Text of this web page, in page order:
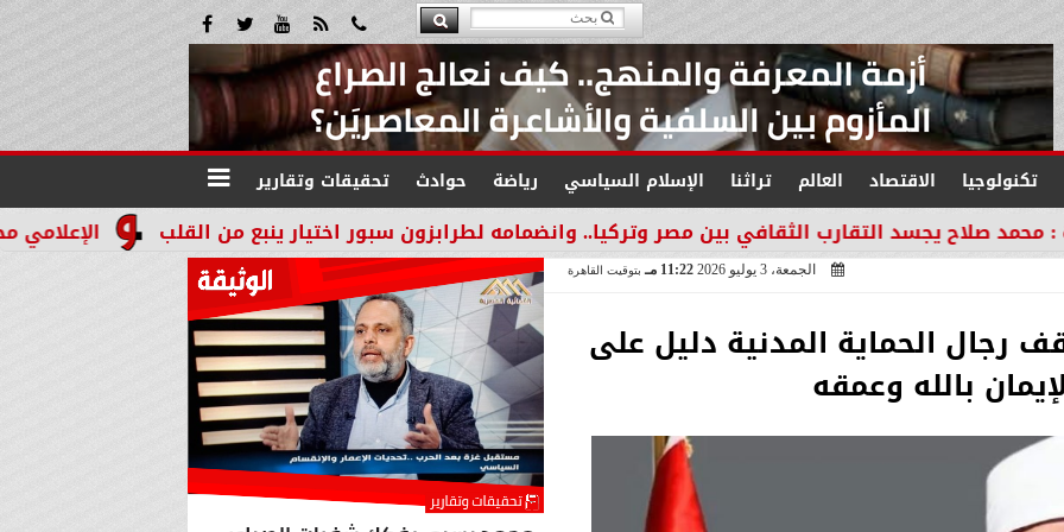
تكنولوجيا الاقتصاد العالم تراثنا الإسلام السياسي رياضة حوادث تحقيقات وتقارير
الإعلامي محمد مصطفى التقارب الثقافي بين مصر وتركيا.. وانضمامه لطرابزون سبور اختيار ينبع من القلب
الجمعة، 3 يوليو 2026 11:22 مـ بتوقيت القاهرة
رجال الحماية المدنية دليل على
بالله وعمقه